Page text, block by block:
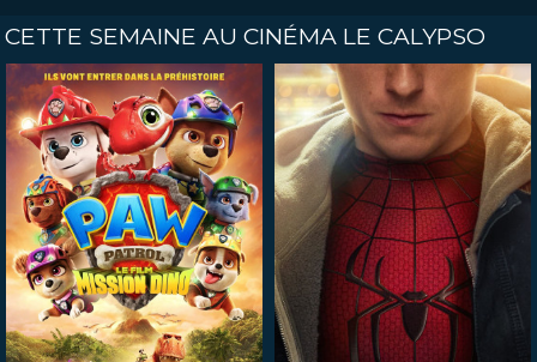
Bande-annonce
Réservation
TOUT PUBLIC
VF
CETTE SEMAINE AU CINÉMA LE CALYPSO